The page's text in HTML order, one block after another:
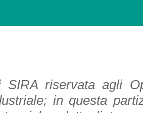
SIRA riservata agli
in questa